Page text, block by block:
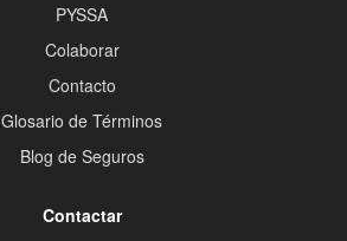
PYSSA
Colaborar
Contacto
Glosario de Términos
Blog de Seguros
Contactar